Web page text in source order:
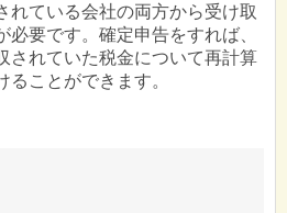
れている会社の両方から受け取
必要です。確定申告をすれば、
されていた税金について再計算
ことができます。